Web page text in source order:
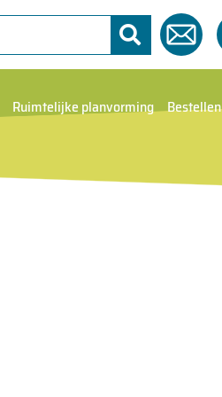
Ruimtelijke planvorming Bestellen